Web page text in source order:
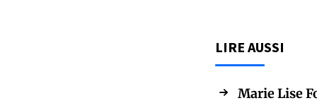
LIRE AUSSI
Marie Lise